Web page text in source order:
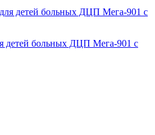
детей больных ДЦП Мега-901 с